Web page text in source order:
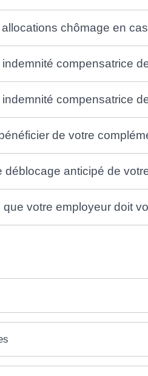
chômage en
compensatrice
compensatrice
de votre
anticipé de
votre employeur doit